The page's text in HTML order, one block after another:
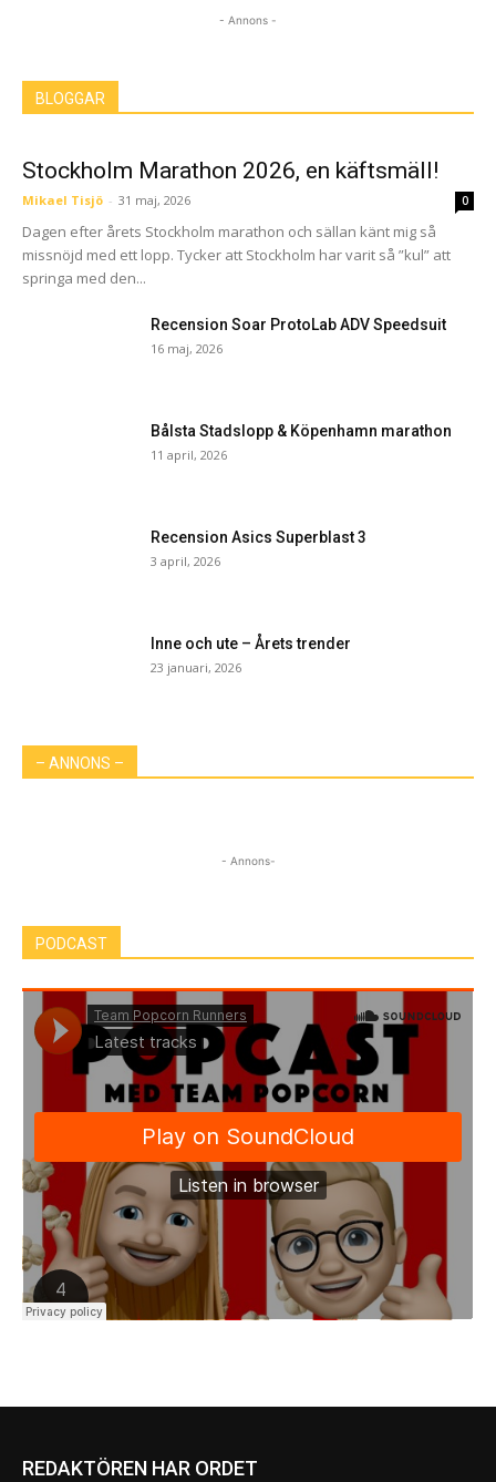
- Annons -
BLOGGAR
Stockholm Marathon 2026, en käftsmäll!
Mikael Tisjö - 31 maj, 2026 0
Dagen efter årets Stockholm marathon och sällan känt mig så
missnöjd med ett lopp. Tycker att Stockholm har varit så ”kul” att
springa med den...
Recension Soar ProtoLab ADV Speedsuit
16 maj, 2026
Bålsta Stadslopp & Köpenhamn marathon
11 april, 2026
Recension Asics Superblast 3
3 april, 2026
Inne och ute – Årets trender
23 januari, 2026
– ANNONS –
- Annons-
PODCAST
REDAKTÖREN HAR ORDET